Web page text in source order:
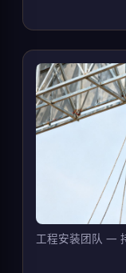
工程安装团队 —